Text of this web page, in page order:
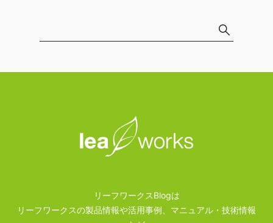
リーフワークスBlogは
リーフワークスの製品情報や活用事例、マニュアル・技術情報